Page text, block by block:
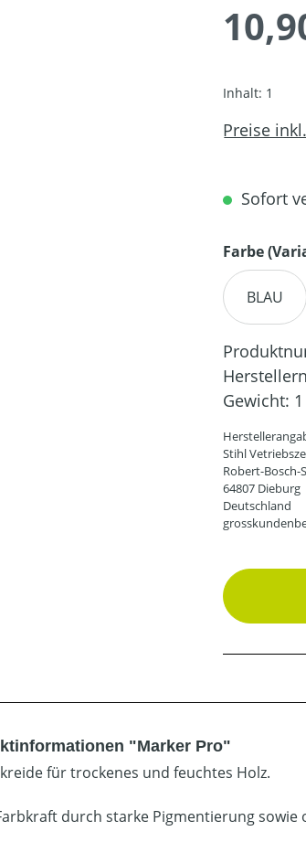
Inhalt: 1
Preise
Sofort
Farbe
BLAU
Gewicht:
Stihl
Robert-Bosch-
64807 Dieburg
Deutschland
"Marker Pro"
für trockenes und feuchtes Holz.
durch starke Pigmentierung